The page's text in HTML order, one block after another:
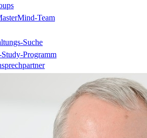
Team
Suche
Programm